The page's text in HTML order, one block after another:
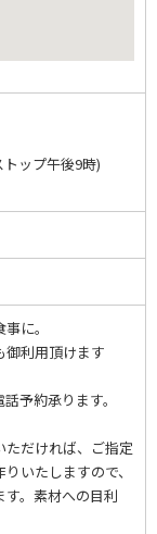
ップ午後9時)
に。
御利用頂けます
予約承ります。
ただければ、ご指定
いたしますので、
。素材への目利